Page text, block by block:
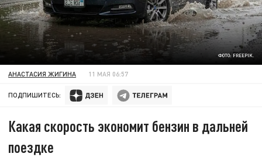
ФОТО: FREEPIK.
АНАСТАСИЯ ЖИГИНА 11 МАЯ 06:57
ПОДПИШИТЕСЬ:
Какая скорость экономит бензин в дальней
поездке